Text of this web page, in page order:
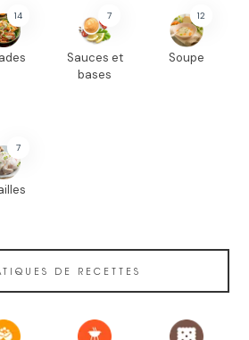
14 7
Sauces et
bases
12
Soupe
7
DE RECETTES